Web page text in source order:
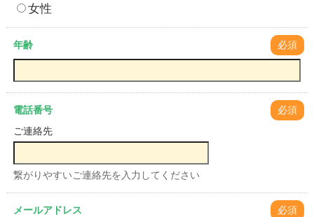
女性
年齢 必須
電話番号
必須
ご連絡先
繋がりやすいご連絡先を入力してください
メールアドレス
必須